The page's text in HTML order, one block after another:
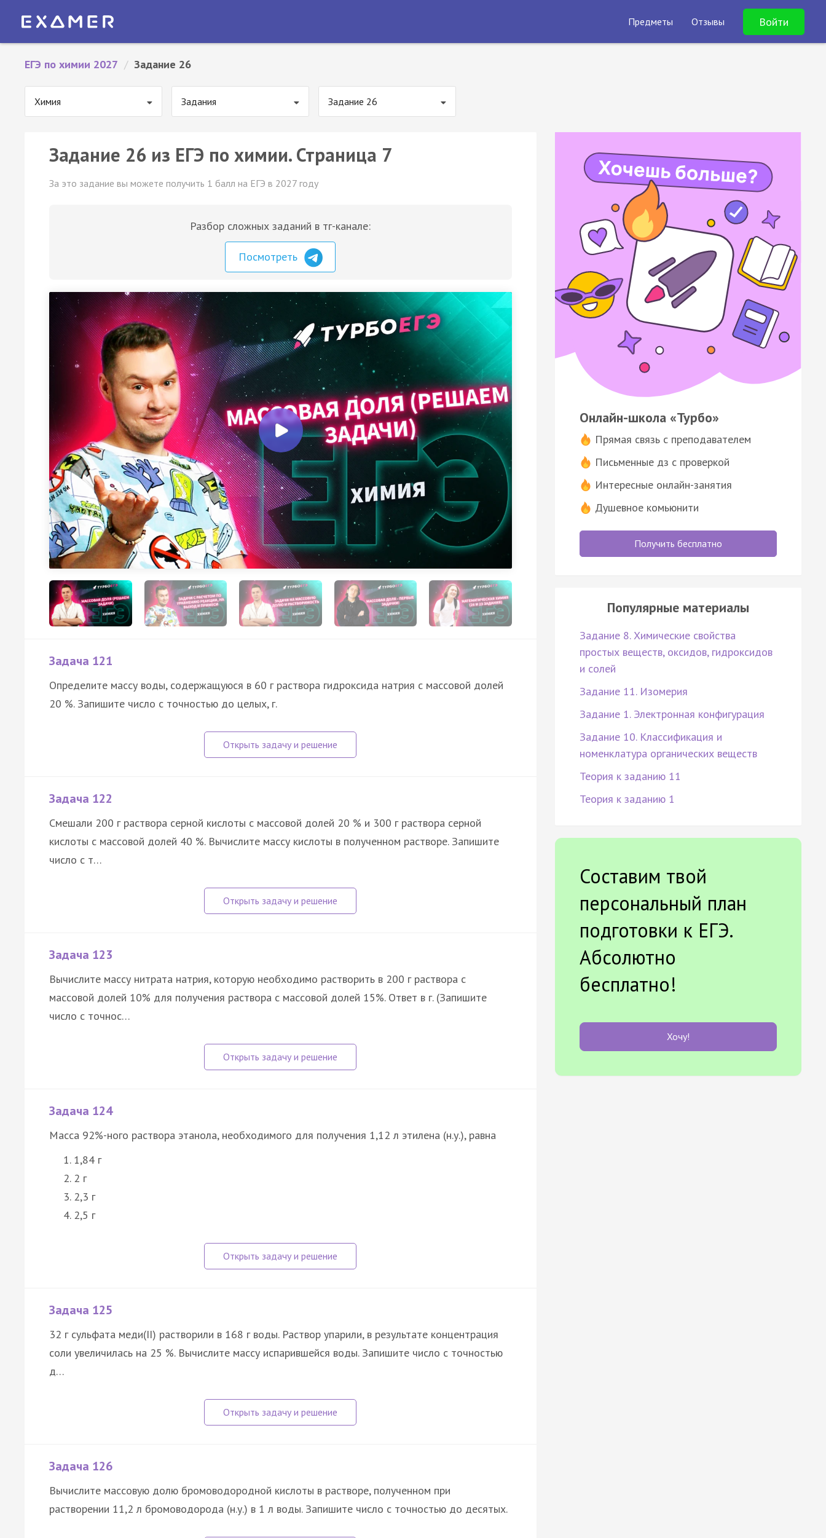
Предметы Отзывы Войти
ЕГЭ по химии 2027 / Задание 26
Химия Задания Задание 26
Задание 26 из ЕГЭ по химии. Страница 7
За это задание вы можете получить 1 балл на ЕГЭ в 2027 году
Разбор сложных заданий в тг-канале:
Посмотреть
Задача 121
Определите массу воды, содержащуюся в 60 г раствора гидроксида натрия с массовой долей
20 %. Запишите число с точностью до целых, г.
Задача 122
Смешали 200 г раствора серной кислоты с массовой долей 20 % и 300 г раствора серной
кислоты с массовой долей 40 %. Вычислите массу кислоты в полученном растворе. Запишите
число с т…
Задача 123
Вычислите массу нитрата натрия, которую необходимо растворить в 200 г раствора с
массовой долей 10% для получения раствора с массовой долей 15%. Ответ в г. (Запишите
число с точнос…
Задача 124
Масса 92%-ного раствора этанола, необходимого для получения 1,12 л этилена (н.у.), равна
1,84 г
2 г
2,3 г
2,5 г
Задача 125
32 г сульфата меди(II) растворили в 168 г воды. Раствор упарили, в результате концентрация
соли увеличилась на 25 %. Вычислите массу испарившейся воды. Запишите число с точностью
д…
Задача 126
Вычислите массовую долю бромоводородной кислоты в растворе, полученном при
растворении 11,2 л бромоводорода (н.у.) в 1 л воды. Запишите число с точностью до десятых.
Онлайн-школа «Турбо»
Прямая связь с преподавателем
Письменные дз с проверкой
Интересные онлайн-занятия
Душевное комьюнити
Получить бесплатно
Популярные материалы
Задание 8. Химические свойства
простых веществ, оксидов, гидроксидов
и солей
Задание 11. Изомерия
Задание 1. Электронная конфигурация
Задание 10. Классификация и
номенклатура органических веществ
Теория к заданию 11
Теория к заданию 1
Составим твой
персональный план
подготовки к ЕГЭ.
Абсолютно
бесплатно!
Хочу!